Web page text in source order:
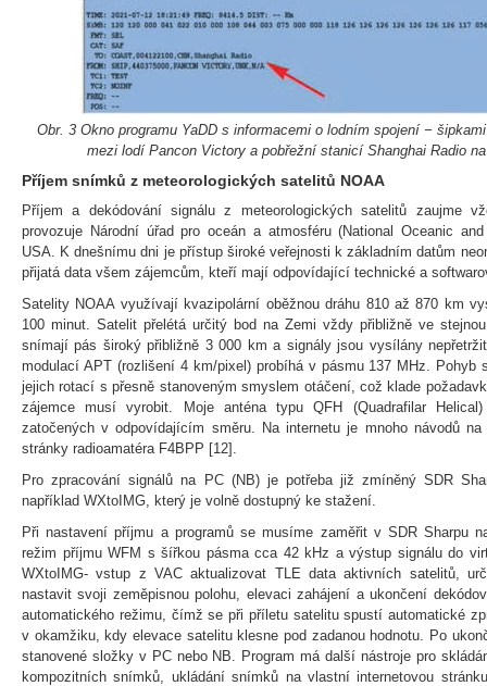
Obr. 3 Okno programu YaDD s informacemi o lodním spojení −
mezi lodí Pancon Victory a pobřežní stanicí Shanghai Radio
Příjem snímků z meteorologických satelitů NOAA
Příjem a dekódování signálu z meteorologických satelitů zaujme
provozuje Národní úřad pro oceán a atmosféru (National Oceanic
USA. K dnešnímu dni je přístup široké veřejnosti k základním datům
přijatá data všem zájemcům, kteří mají odpovídající technické a
Satelity NOAA využívají kvazipolární oběžnou dráhu 810 až 870 km
100 minut. Satelit přelétá určitý bod na Zemi vždy přibližně ve
snímají pás široký přibližně 3 000 km a signály jsou vysílány
modulací APT (rozlišení 4 km/pixel) probíhá v pásmu 137 MHz. Pohyb
jejich rotací s přesně stanoveným smyslem otáčení, což klade
zájemce musí vyrobit. Moje anténa typu QFH (Quadrafilar
zatočených v odpovídajícím směru. Na internetu je mnoho návodů
stránky radioamatéra F4BPP [12].
Pro zpracování signálů na PC (NB) je potřeba již zmíněný SDR
například WXtoIMG, který je volně dostupný ke stažení.
Při nastavení příjmu a programů se musíme zaměřit v SDR Sharpu
režim příjmu WFM s šířkou pásma cca 42 kHz a výstup signálu do
WXtoIMG- vstup z VAC aktualizovat TLE data aktivních satelitů,
nastavit svoji zeměpisnou polohu, elevaci zahájení a ukončení
automatického režimu, čímž se při příletu satelitu spustí automatické
v okamžiku, kdy elevace satelitu klesne pod zadanou hodnotu. Po
stanovené složky v PC nebo NB. Program má další nástroje pro
kompozitních snímků, ukládání snímků na vlastní internetovou